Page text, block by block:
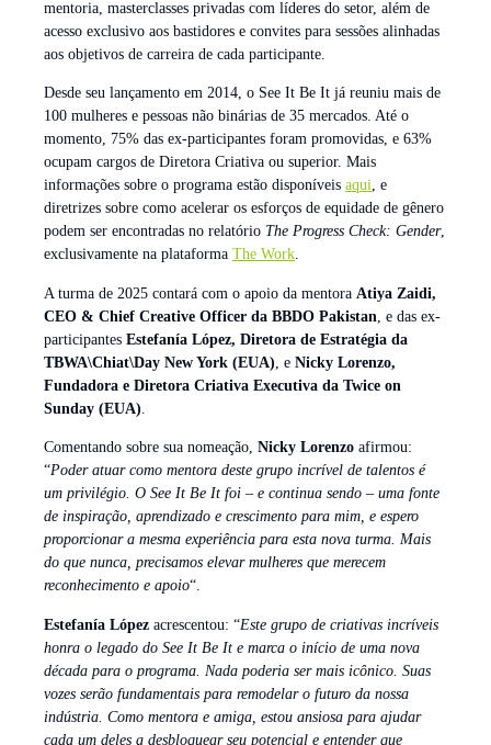
mentoria, masterclasses privadas com líderes do setor, além de
acesso exclusivo aos bastidores e convites para sessões alinhadas
aos objetivos de carreira de cada participante.
Desde seu lançamento em 2014, o See It Be It já reuniu mais de
100 mulheres e pessoas não binárias de 35 mercados. Até o
momento, 75% das ex-participantes foram promovidas, e 63%
ocupam cargos de Diretora Criativa ou superior. Mais
informações sobre o programa estão disponíveis aqui, e
diretrizes sobre como acelerar os esforços de equidade de gênero
podem ser encontradas no relatório The Progress Check: Gender,
exclusivamente na plataforma The Work.
A turma de 2025 contará com o apoio da mentora Atiya Zaidi,
CEO & Chief Creative Officer da BBDO Pakistan , e das ex-
participantes Estefanía López, Diretora de Estratégia da
TBWA\Chiat\Day New York (EUA) , e Nicky Lorenzo,
Fundadora e Diretora Criativa Executiva da Twice on
Sunday (EUA)
Comentando sobre sua nomeação, Nicky Lorenzo afirmou:
“Poder atuar como mentora deste grupo incrível de talentos é
um privilégio. O See It Be It foi – e continua sendo – uma fonte
de inspiração, aprendizado e crescimento para mim, e espero
proporcionar a mesma experiência para esta nova turma. Mais
do que nunca, precisamos elevar mulheres que merecem
reconhecimento e apoio“.
Estefanía López acrescentou: “Este grupo de criativas incríveis
honra o legado do See It Be It e marca o início de uma nova
década para o programa. Nada poderia ser mais icônico. Suas
vozes serão fundamentais para remodelar o futuro da nossa
indústria. Como mentora e amiga, estou ansiosa para ajudar
cada um deles a desbloquear seu potencial e entender que